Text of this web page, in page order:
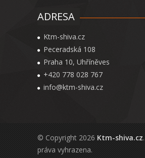
ADRESA
Ktm-shiva.cz
Peceradská 108
Praha 10, Uhříněves
+420 778 028 767
info@ktm-shiva.cz
© Copyright 2026 Ktm-shiva.cz
práva vyhrazena.